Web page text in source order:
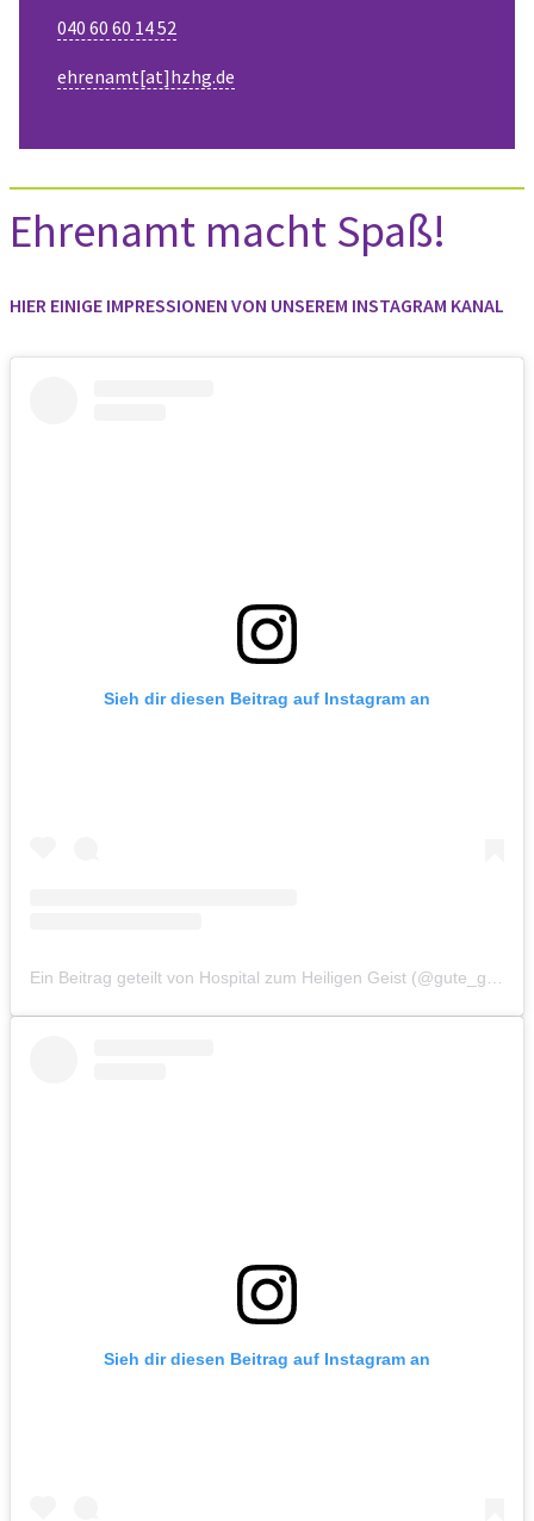
040 60 60 14 52
ehrenamt[at]hzhg.de
Ehrenamt macht Spaß!
HIER EINIGE IMPRESSIONEN VON UNSEREM INSTAGRAM KANAL
Sieh dir diesen Beitrag auf Instagram an
Ein Beitrag geteilt von Hospital zum Heiligen Geist (@gute_geister_hh)
Sieh dir diesen Beitrag auf Instagram an